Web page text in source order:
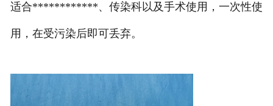
适合************、传染科以及手术使用，一次性使
用，在受污染后即可丢弃。